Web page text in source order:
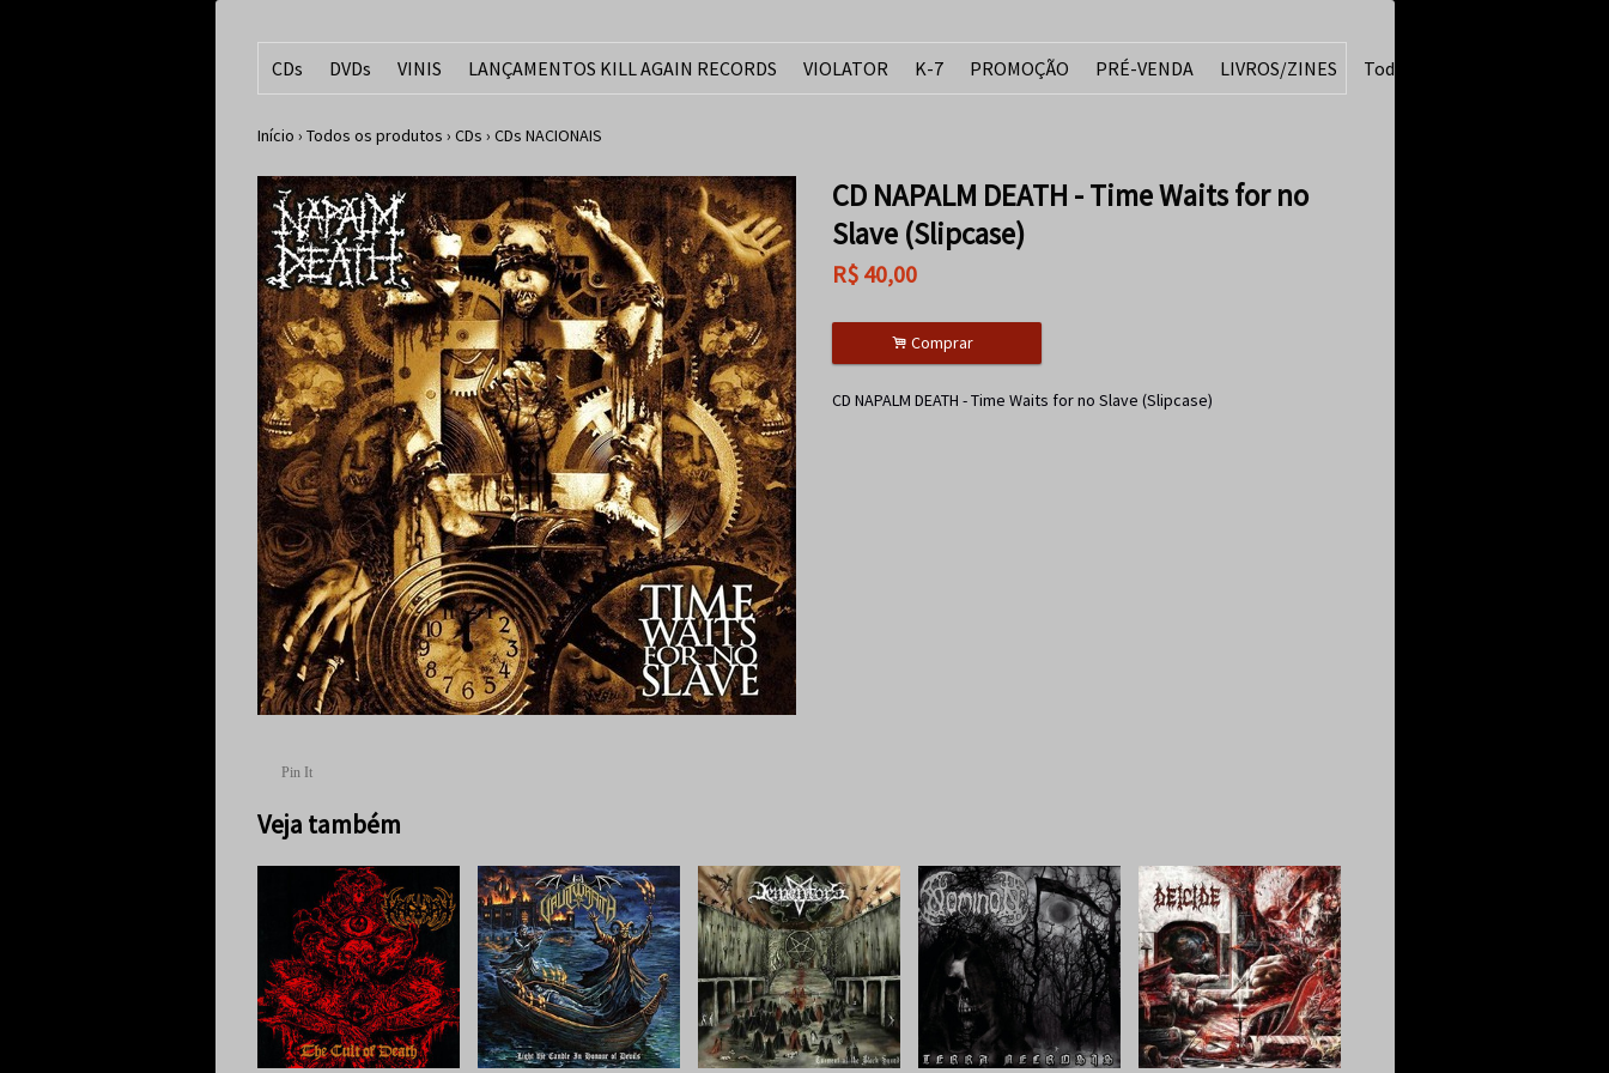
CDs DVDs VINIS LANÇAMENTOS KILL AGAIN RECORDS VIOLATOR K-7 PROMOÇÃO PRÉ-VENDA LIVROS/ZINES Todos
Início › Todos os produtos › CDs › CDs NACIONAIS
Pin It
CD NAPALM DEATH - Time Waits for no
Slave (Slipcase)
R$ 40,00
. Comprar
CD NAPALM DEATH - Time Waits for no Slave (Slipcase)
Veja também